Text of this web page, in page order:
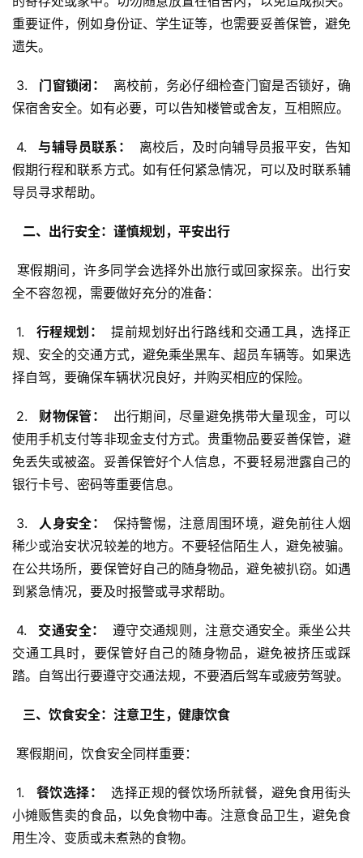
重要证件，例如身份证、学生证等，也需要妥善保管，避免
遗失。
3.
  门窗锁闭：
离校前，务必仔细检查门窗是否锁好，确
保宿舍安全。如有必要，可以告知楼管或舍友，互相照应。
4.
  与辅导员联系：
离校后，及时向辅导员报平安，告知
假期行程和联系方式。如有任何紧急情况，可以及时联系辅
导员寻求帮助。
  二、出行安全：谨慎规划，平安出行
全不容忽视，需要做好充分的准备：
1.
  行程规划：
提前规划好出行路线和交通工具，选择正
规、安全的交通方式，避免乘坐黑车、超员车辆等。如果选
择自驾，要确保车辆状况良好，并购买相应的保险。
2.
  财物保管：
出行期间，尽量避免携带大量现金，可以
使用手机支付等非现金支付方式。贵重物品要妥善保管，避
免丢失或被盗。妥善保管好个人信息，不要轻易泄露自己的
银行卡号、密码等重要信息。
3.
  人身安全：
保持警惕，注意周围环境，避免前往人烟
稀少或治安状况较差的地方。不要轻信陌生人，避免被骗。
在公共场所，要保管好自己的随身物品，避免被扒窃。如遇
到紧急情况，要及时报警或寻求帮助。
4.
  交通安全：
遵守交通规则，注意交通安全。乘坐公共
交通工具时，要保管好自己的随身物品，避免被挤压或踩
踏。自驾出行要遵守交通法规，不要酒后驾车或疲劳驾驶。
  三、饮食安全：注意卫生，健康饮食
寒假期间，饮食安全同样重要：
1.
  餐饮选择：
选择正规的餐饮场所就餐，避免食用街头
小摊贩售卖的食品，以免食物中毒。注意食品卫生，避免食
用生冷、变质或未煮熟的食物。